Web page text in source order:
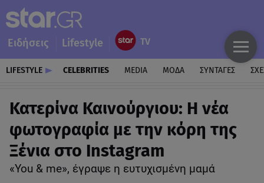
Ειδήσεις Lifestyle
LIFESTYLE CELEBRITIES MEDIA ΜΟΔΑ ΣΥΝΤΑΓΕΣ
Κατερίνα Καινούργιου: Η νέα
φωτογραφία με την κόρη της
Ξένια στο Instagram
«You & me», έγραψε η ευτυχισμένη μαμά